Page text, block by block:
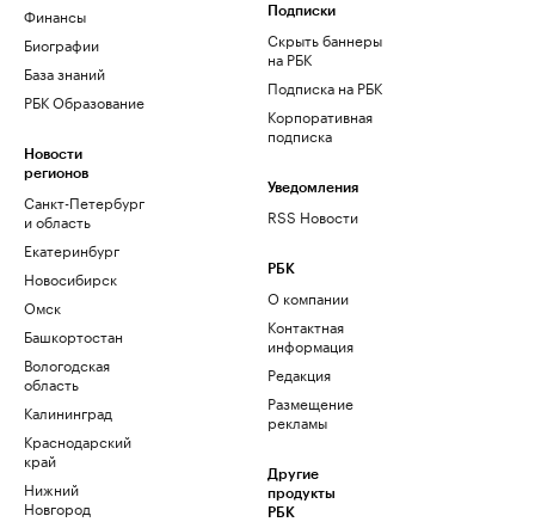
Финансы
Биографии
База знаний
РБК Образование
Новости
регионов
Санкт-Петербург
и область
Екатеринбург
Новосибирск
Омск
Башкортостан
Вологодская
область
Калининград
Краснодарский
край
Нижний
Новгород
Подписки
Скрыть баннеры
на РБК
Подписка на РБК
Корпоративная
подписка
Уведомления
RSS Новости
РБК
О компании
Контактная
информация
Редакция
Размещение
рекламы
Другие
продукты
РБК